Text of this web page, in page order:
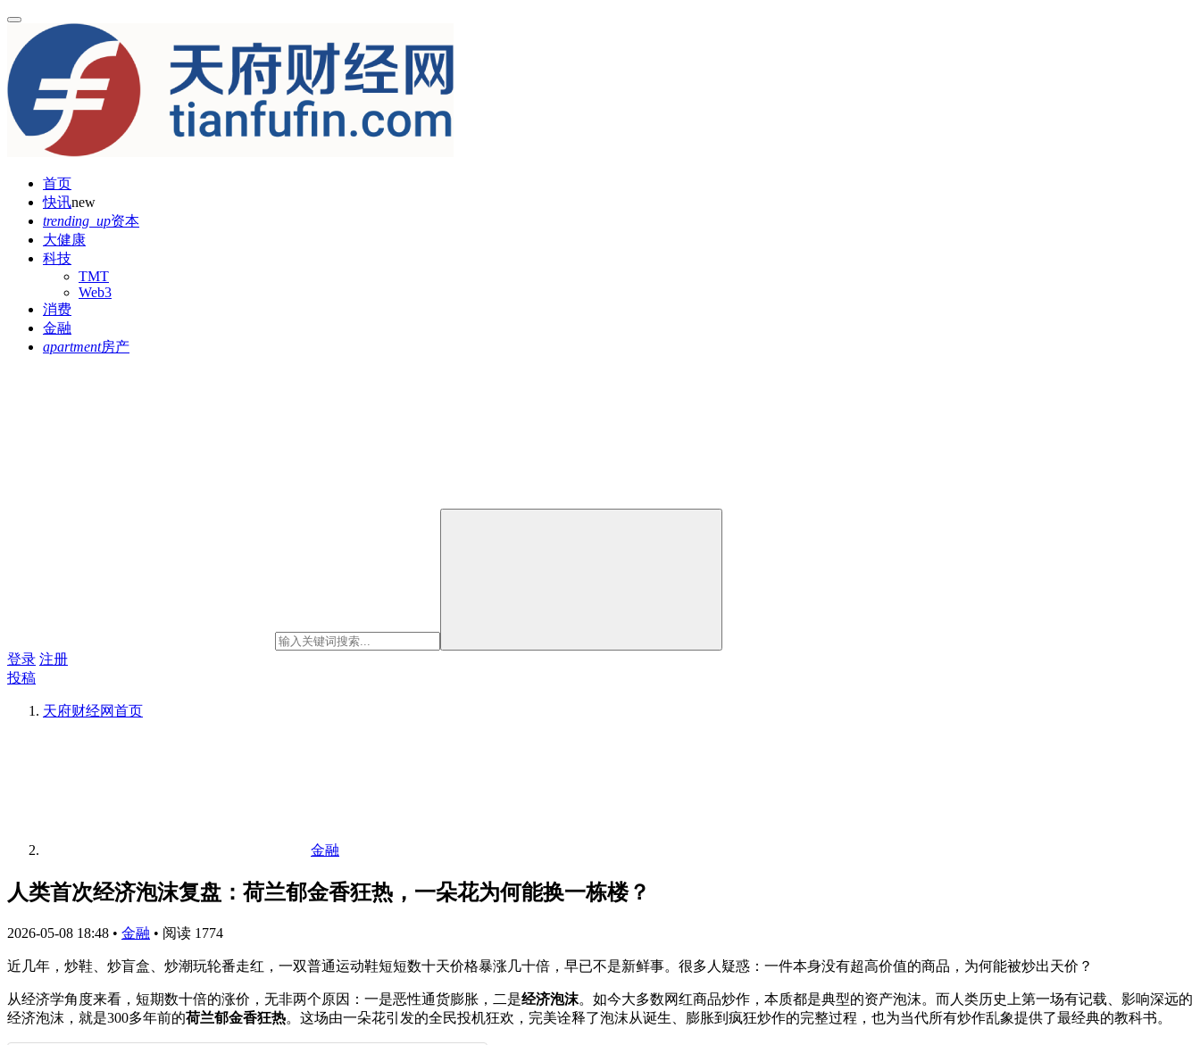
首页
快讯new
trending_up资本
大健康
科技
TMT
Web3
消费
金融
apartment房产
登录 注册
投稿
天府财经网首页
金融
人类首次经济泡沫复盘：荷兰郁金香狂热，一朵花为何能换一栋楼？
2026-05-08 18:48 • 金融 • 阅读 1774
近几年，炒鞋、炒盲盒、炒潮玩轮番走红，一双普通运动鞋短短数十天价格暴涨几十倍，早已不是新鲜事。很多人疑惑：一件本身没有超高价值的商品，为何能被炒出天价？
从经济学角度来看，短期数十倍的涨价，无非两个原因：一是恶性通货膨胀，二是经济泡沫。如今大多数网红商品炒作，本质都是典型的资产泡沫。而人类历史上第一场有记载、影响深远的
经济泡沫，就是300多年前的荷兰郁金香狂热。这场由一朵花引发的全民投机狂欢，完美诠释了泡沫从诞生、膨胀到疯狂炒作的完整过程，也为当代所有炒作乱象提供了最经典的教科书。